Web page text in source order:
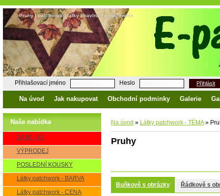
Pruhy | patchwork | látky | bavlna | e-patchwork
Přihlašovací jméno Heslo Přihlásit
Na úvod Jak nakupovat Obchodní podminky Galerie
Naše nabídka
ZA 80,- Kč
VÝPRODEJ
POSLEDNÍ KOUSKY
Látky patchwork - BARVA
Látky patchwork - CENA
Na úvod » Látky patchwork - TÉMA »
Pruhy
Buňkově s obrázky Řádkově s